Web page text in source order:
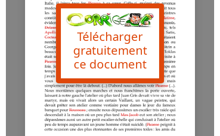
Télécharger
gratuitement
ce document